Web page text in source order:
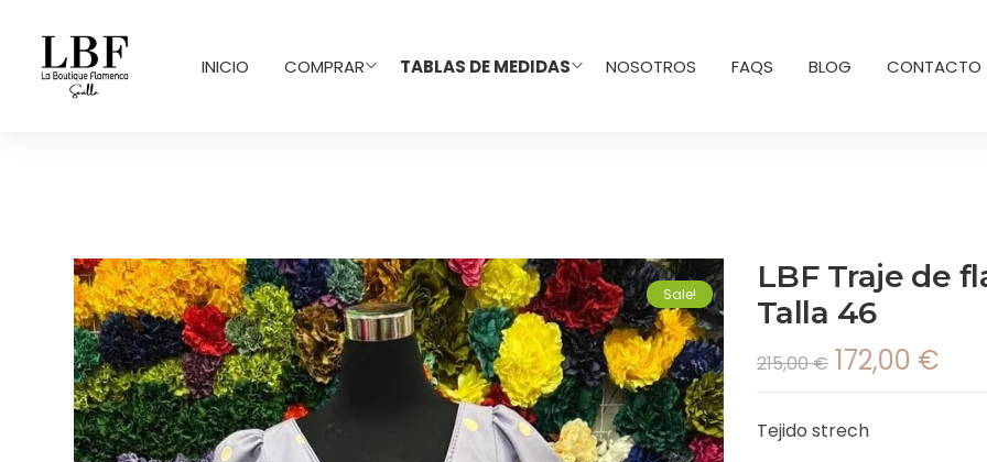
INICIO COMPRAR TABLAS DE MEDIDAS NOSOTROS FAQS BLOG CONTACTO
Sale!
LBF Traje de
Talla 46
215,00€ 172,00 €
Tejido strech